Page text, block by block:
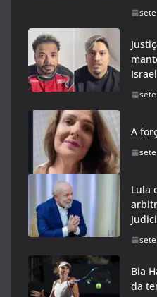
A
Lula
Bia
da